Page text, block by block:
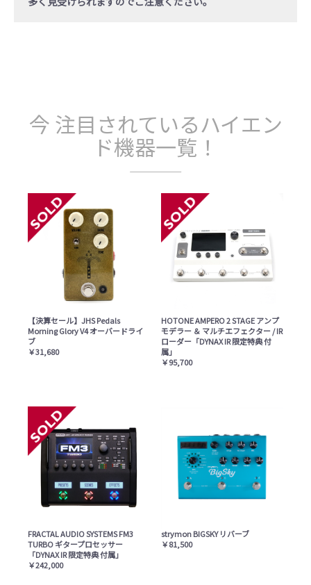
今 注目されているハイエン
ド機器一覧！
【決算セール】JHS Pedals
Morning Glory V4 オーバードライ
ブ
￥31,680
HOTONE AMPERO 2 STAGE アンプ
モデラー ＆ マルチエフェクター / IR
ローダー「DYNAX IR 限定特典 付
属」
￥95,700
FRACTAL AUDIO SYSTEMS FM3
TURBO ギタープロセッサー
「DYNAX IR 限定特典 付属」
￥242,000
strymon BIGSKY リバーブ
￥81,500